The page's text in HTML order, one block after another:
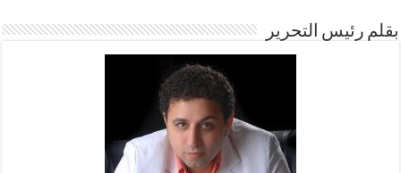
بقلم رئيس التحرير